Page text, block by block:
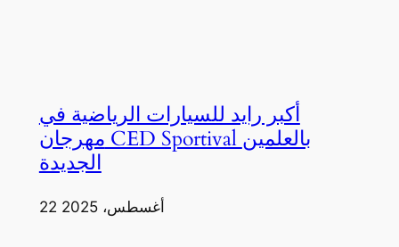
أكبر رايد للسيارات الرياضية في
مهرجان CED Sportival بالعلمين
الجديدة
22 أغسطس، 2025